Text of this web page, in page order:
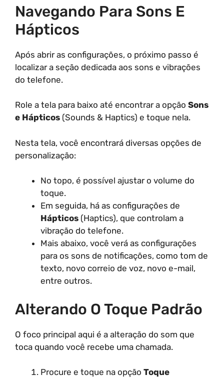
Navegando Para Sons E
Hápticos
Após abrir as configurações, o próximo passo é
localizar a seção dedicada aos sons e vibrações
do telefone.
Role a tela para baixo até encontrar a opção Sons
e Hápticos (Sounds & Haptics) e toque nela.
Nesta tela, você encontrará diversas opções de
personalização:
No topo, é possível ajustar o volume do
toque.
Em seguida, há as configurações de
Hápticos (Haptics), que controlam a
vibração do telefone.
Mais abaixo, você verá as configurações
para os sons de notificações, como tom de
texto, novo correio de voz, novo e-mail,
entre outros.
Alterando O Toque Padrão
O foco principal aqui é a alteração do som que
toca quando você recebe uma chamada.
Procure e toque na opção Toque